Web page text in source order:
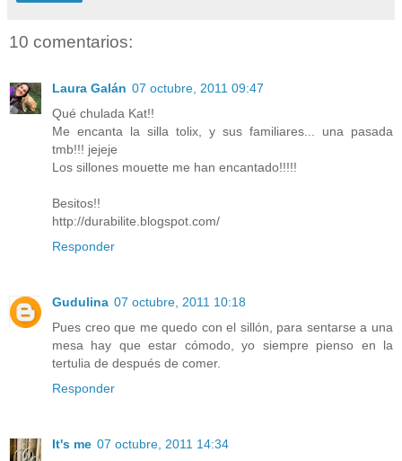
10 comentarios:
Laura Galán 07 octubre, 2011 09:47
Qué chulada Kat!!
Me encanta la silla tolix, y sus familiares... una pasada
tmb!!! jejeje
Los sillones mouette me han encantado!!!!!
Besitos!!
http://durabilite.blogspot.com/
Responder
Gudulina 07 octubre, 2011 10:18
Pues creo que me quedo con el sillón, para sentarse a una
mesa hay que estar cómodo, yo siempre pienso en la
tertulia de después de comer.
Responder
It's me 07 octubre, 2011 14:34